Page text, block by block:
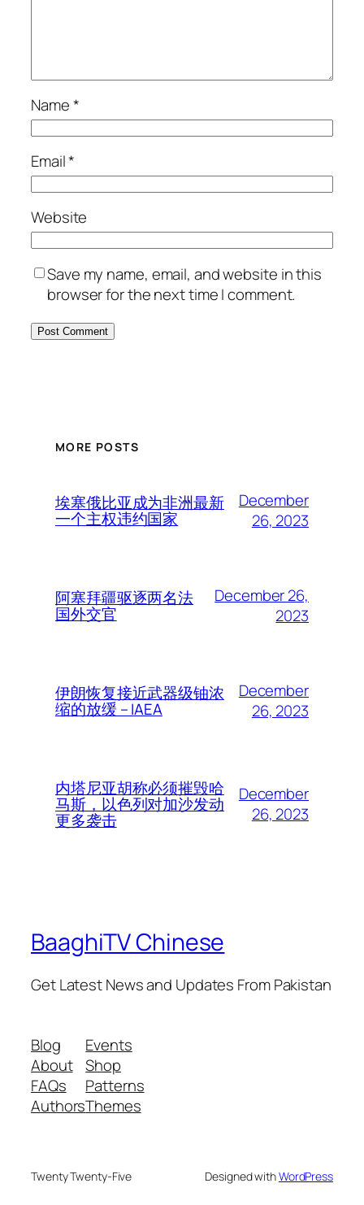
Name*
Email*
Website
Save my name, email, and website in this
browser for the next time I comment.
MORE POSTS
埃塞俄比亚成为非洲最新
一个主权违约国家
December
26, 2023
阿塞拜疆驱逐两名法
国外交官
December 26,
2023
伊朗恢复接近武器级铀浓
缩的放缓 – IAEA
December
26, 2023
内塔尼亚胡称必须摧毁哈
马斯，以色列对加沙发动
更多袭击
December
26, 2023
BaaghiTV Chinese
Get Latest News and Updates From Pakistan
Blog
About
FAQs
Authors
Events
Shop
Patterns
Themes
Twenty Twenty-Five Designed withWordPress